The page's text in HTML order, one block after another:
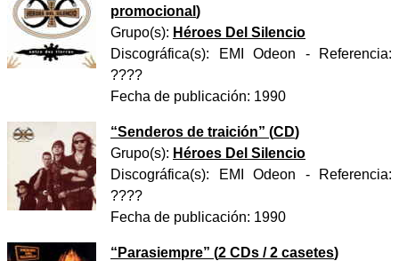
promocional )
Grupo(s): Héroes Del Silencio
Discográfica(s):
EMI Odeon - Referencia:
????
Fecha de publicación: 1990
“Senderos de traición” (CD)
Grupo(s): Héroes Del Silencio
Discográfica(s):
EMI Odeon - Referencia:
????
Fecha de publicación: 1990
“ Parasiempre” (2 CDs / 2 casetes)